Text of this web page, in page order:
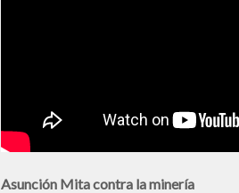
Asunción Mita contra la minería